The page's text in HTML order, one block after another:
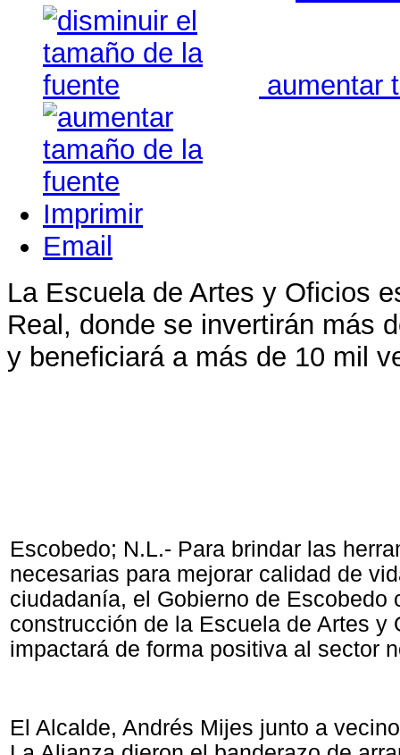
aumentar
Imprimir
Email
La Escuela de Artes y Oficios
Real, donde se invertirán más
y beneficiará a más de 10 mil
Escobedo; N.L.- Para brindar las
necesarias para mejorar calidad de
ciudadanía, el Gobierno de Escobedo
construcción de la Escuela de Artes y
impactará de forma positiva al sector
El Alcalde, Andrés Mijes junto a